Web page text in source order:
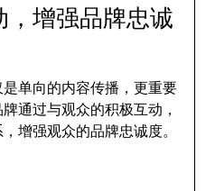
增强品牌忠诚
单向的内容传播，更重要
通过与观众的积极互动，
增强观众的品牌忠诚度。